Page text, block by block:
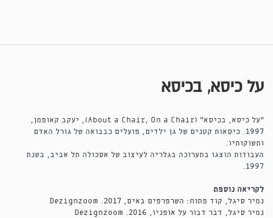
על כיסא, בכיסא
"על כיסא, בכיסא" (About a Chair, On a Chair), יעקב קאופמן,
1997. כיסאות קטנים של גן ילדים, פועלים כבבואה של גורל האדם
ותשוקותיו.
העבודות הוצגו בתערוכה בגלריה לעיצוב של אסכולה תל אביב, בשנת
1997.
לקריאה נוספת
נמיר סיגל, קוד פתוח: השרפרפים באים, 2017. Dezignzoom
נמיר סיגל, דבר דבור על אופניו, 2016. Dezignzoom